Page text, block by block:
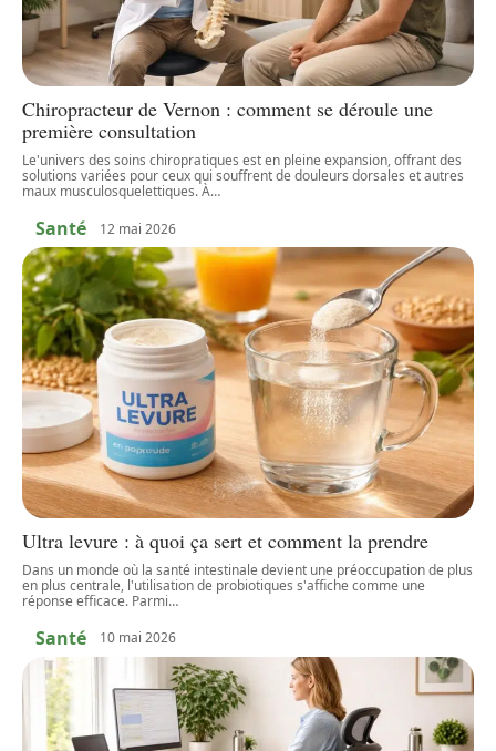
Chiropracteur de Vernon : comment se déroule une
première consultation
Le'univers des soins chiropratiques est en pleine expansion, offrant des
solutions variées pour ceux qui souffrent de douleurs dorsales et autres
maux musculosquelettiques. À…
Santé 12 mai 2026
Ultra levure : à quoi ça sert et comment la prendre
Dans un monde où la santé intestinale devient une préoccupation de plus
en plus centrale, l'utilisation de probiotiques s'affiche comme une
réponse efficace. Parmi…
Santé 10 mai 2026